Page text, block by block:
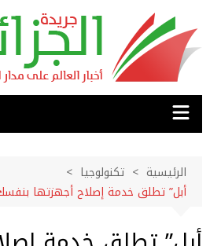
المحتوى
الرئيسية
تكنولوجيا
أبل” تطلق خدمة إصلاح أجهزتها